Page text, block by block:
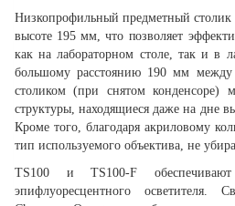
Низкопрофильный предметный
высоте 195 мм, что позволяет
как на лабораторном столе, так и в
большому расстоянию 190 мм между
столиком (при снятом конденсоре)
структуры, находящиеся даже на дне
Кроме того, благодаря акриловому
тип используемого объектива, не
TS100 и TS100-F обеспечивают
эпифлуоресцентного осветителя.